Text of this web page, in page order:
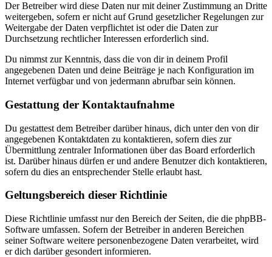
Der Betreiber wird diese Daten nur mit deiner Zustimmung an Dritte
weitergeben, sofern er nicht auf Grund gesetzlicher Regelungen zur
Weitergabe der Daten verpflichtet ist oder die Daten zur
Durchsetzung rechtlicher Interessen erforderlich sind.
Du nimmst zur Kenntnis, dass die von dir in deinem Profil
angegebenen Daten und deine Beiträge je nach Konfiguration im
Internet verfügbar und von jedermann abrufbar sein können.
Gestattung der Kontaktaufnahme
Du gestattest dem Betreiber darüber hinaus, dich unter den von dir
angegebenen Kontaktdaten zu kontaktieren, sofern dies zur
Übermittlung zentraler Informationen über das Board erforderlich
ist. Darüber hinaus dürfen er und andere Benutzer dich kontaktieren,
sofern du dies an entsprechender Stelle erlaubt hast.
Geltungsbereich dieser Richtlinie
Diese Richtlinie umfasst nur den Bereich der Seiten, die die phpBB-
Software umfassen. Sofern der Betreiber in anderen Bereichen
seiner Software weitere personenbezogene Daten verarbeitet, wird
er dich darüber gesondert informieren.